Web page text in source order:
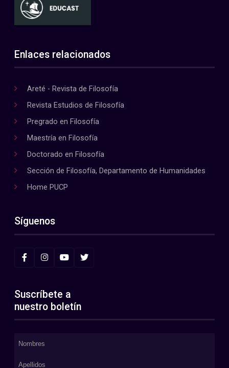
Enlaces relacionados
Areté - Revista de Filosofía
Revista Estudios de Filosofía
Pregrado en Filosofía
Maestría en Filosofía
Doctorado en Filosofía
Sección de Filosofía, Departamento de Humanidades
Home PUCP
Síguenos
Suscríbete a
nuestro boletín